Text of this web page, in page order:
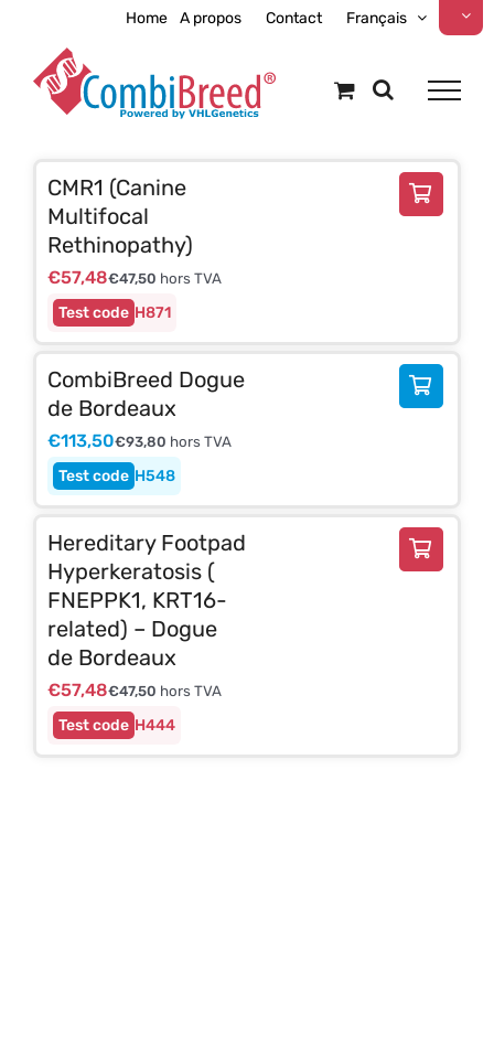
content
Home A propos Contact Français
H871
CMR1 (Canine
Multifocal
Rethinopathy)
€57,48€47,50 hors TVA
H548
CombiBreed Dogue
de Bordeaux
€113,50€93,80 hors TVA
H444
Hereditary Footpad
Hyperkeratosis (
FNEPPK1, KRT16-
related) – Dogue
de Bordeaux
€57,48€47,50 hors TVA